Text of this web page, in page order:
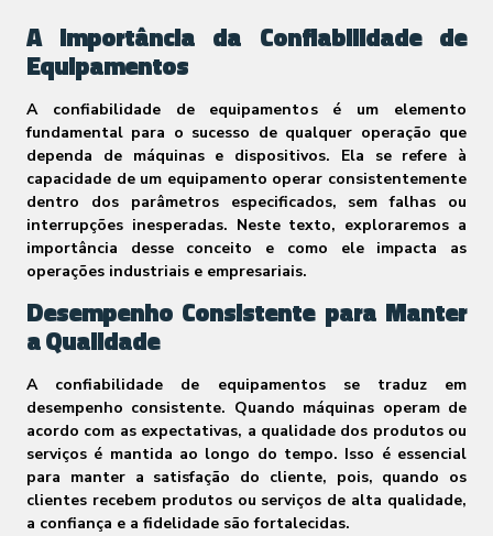
A Importância da Confiabilidade de
Equipamentos
A confiabilidade de equipamentos é um elemento
fundamental para o sucesso de qualquer operação que
dependa de máquinas e dispositivos. Ela se refere à
capacidade de um equipamento operar consistentemente
dentro dos parâmetros especificados, sem falhas ou
interrupções inesperadas. Neste texto, exploraremos a
importância desse conceito e como ele impacta as
operações industriais e empresariais.
Desempenho Consistente para Manter
a Qualidade
A confiabilidade de equipamentos se traduz em
desempenho consistente. Quando máquinas operam de
acordo com as expectativas, a qualidade dos produtos ou
serviços é mantida ao longo do tempo. Isso é essencial
para manter a satisfação do cliente, pois, quando os
clientes recebem produtos ou serviços de alta qualidade,
a confiança e a fidelidade são fortalecidas.